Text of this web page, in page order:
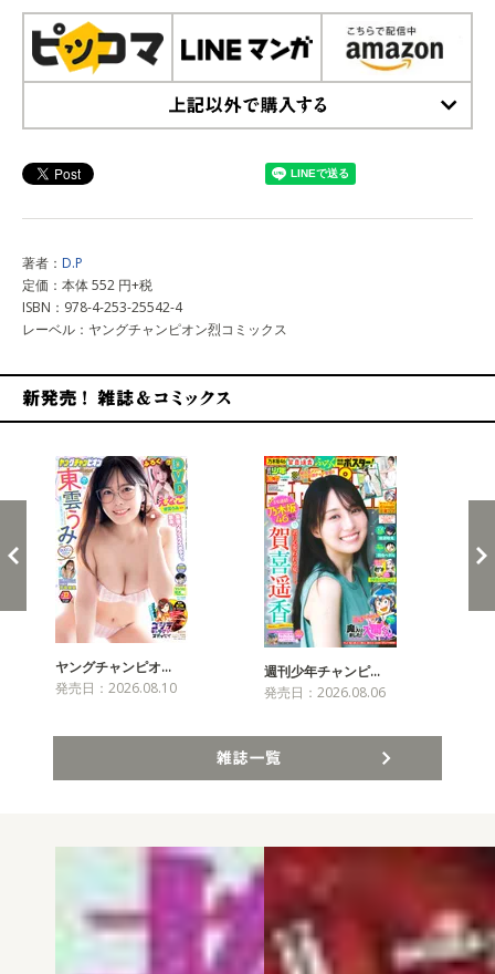
著者： D.P
定価：本体 552 円+税
ISBN：978-4-253-25542-4
レーベル：ヤングチャンピオン烈コミックス
ヤングチャンピオ…
発売日：2026.08.10
週刊少年チャンピ…
発売日：2026.08.06